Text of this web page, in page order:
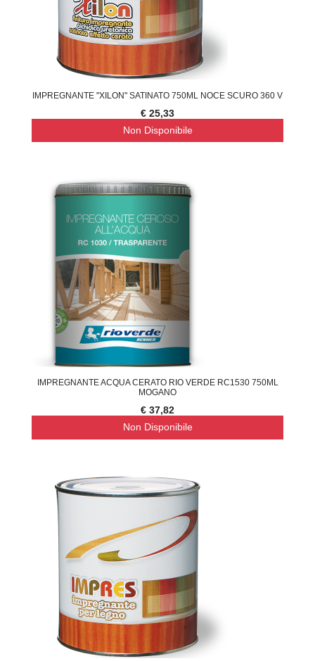
IMPREGNANTE "XILON" SATINATO 750ML NOCE SCURO 360 V
€ 25,33
Non Disponibile
IMPREGNANTE ACQUA CERATO RIO VERDE RC1530 750ML
MOGANO
€ 37,82
Non Disponibile